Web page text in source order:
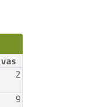
vas
2
9